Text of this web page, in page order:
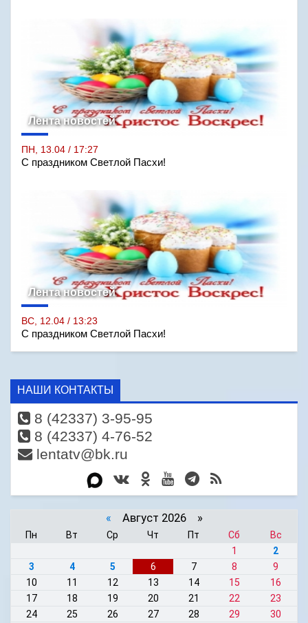
Лента новостей
ПН, 13.04 / 17:27
С праздником Светлой Пасхи!
Лента новостей
ВС, 12.04 / 13:23
С праздником Светлой Пасхи!
НАШИ КОНТАКТЫ
8 (42337) 3-95-95
8 (42337) 4-76-52
lentatv@bk.ru
« Август 2026 »
Пн Вт Ср Чт Пт Сб
Вс
1
2
3
4 5 6 7 8
9
10
11 12 13 14 15
16
17
18 19 20 21 22
23
24
25 26 27 28 29
30